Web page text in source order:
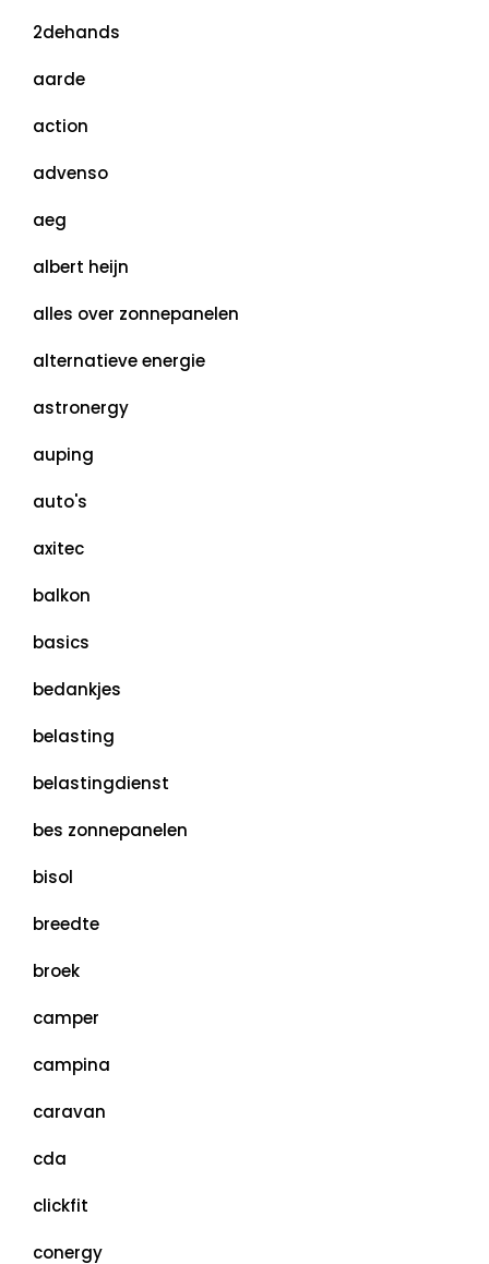
2dehands
aarde
action
advenso
aeg
albert heijn
alles over zonnepanelen
alternatieve energie
astronergy
auping
auto's
axitec
balkon
basics
bedankjes
belasting
belastingdienst
bes zonnepanelen
bisol
breedte
broek
camper
campina
caravan
cda
clickfit
conergy